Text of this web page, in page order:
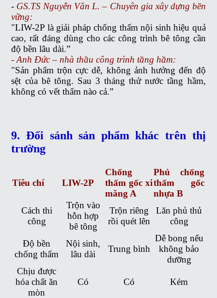
- GS.TS Nguyễn Văn L. – Chuyên gia xây dựng bền
vững:
"LIW-2P là giải pháp chống thấm nội sinh hiệu quả
cao, rất đáng dùng cho các công trình bê tông cần
độ bền lâu dài.”
- Anh Đức – nhà thầu công trình tầng hầm:
"Sản phẩm trộn cực dễ, không ảnh hưởng đến độ
sệt của bê tông. Sau 3 tháng thử nước tầng hầm,
không có vết thấm nào cả.”
9. Đối sánh sản phẩm khác trên thị
trường
Tiêu chí LIW-2P
Chống
thấm gốc xi
măng A
Phủ chống
thấm gốc
nhựa B
Cách thi
công
Trộn vào
hỗn hợp
bê tông
Trộn riêng
rồi quét lên
Lăn phủ thủ
công
Độ bền
chống thấm
Nội sinh,
lâu dài
Trung bình
Dễ bong nếu
không bảo
dưỡng
Chịu được
hóa chất ăn
mòn
Có Có Kém